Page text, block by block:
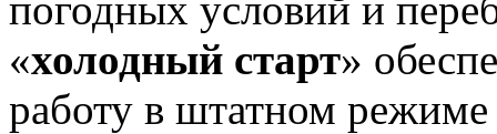
«холодный старт»
работу в штатном